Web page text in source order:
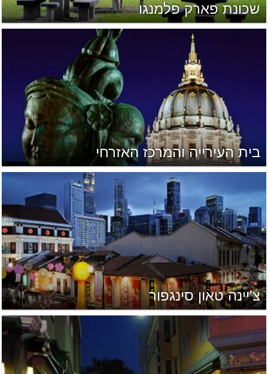
שכונת פארק פלמנגו
בית העירייה והמרכז האזרחי
צ'יינה טאון סינגפור